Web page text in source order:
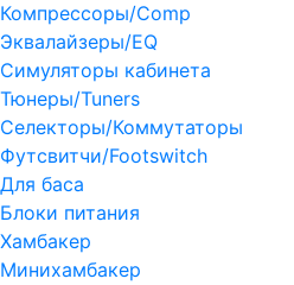
Компрессоры/Comp
Эквалайзеры/EQ
Симуляторы кабинета
Тюнеры/Tuners
Селекторы/Коммутаторы
Футсвитчи/Footswitch
Для баса
Блоки питания
Хамбакер
Минихамбакер